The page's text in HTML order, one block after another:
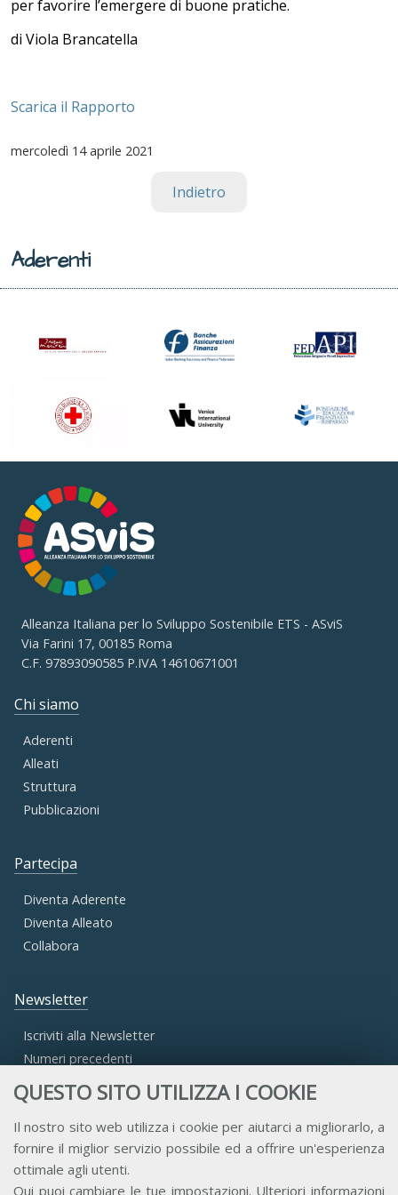
QUESTO SITO UTILIZZA I COOKIE
Il nostro sito web utilizza i cookie per aiutarci a migliorarlo, a
fornire il miglior servizio possibile ed a offrire un'esperienza
ottimale agli utenti.
Qui puoi cambiare le tue impostazioni. Ulteriori informazioni
per favorire l’emergere di buone pratiche.
di Viola Brancatella
Scarica il Rapporto
mercoledì 14 aprile 2021
Indietro
Aderenti
Alleanza Italiana per lo Sviluppo Sostenibile ETS - ASviS
Via Farini 17, 00185 Roma
C.F. 97893090585 P.IVA 14610671001
Chi siamo
Aderenti
Alleati
Struttura
Pubblicazioni
Partecipa
Diventa Aderente
Diventa Alleato
Collabora
Newsletter
Iscriviti alla Newsletter
Numeri precedenti
Accesso Aderenti
Accesso Consulta